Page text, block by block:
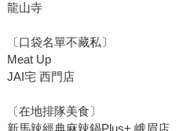
龍山寺
〔口袋名單不藏私〕
Meat Up
JAI宅 西門店
〔在地排隊美食〕
新馬辣經典麻辣鍋Plus+ 峨眉店